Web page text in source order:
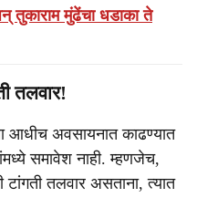
तुकाराम मुंढेंचा धडाका ते
तलवार!
आधीच अवसायनात काढण्यात
समावेश नाही. म्हणजेच,
तलवार असताना, त्यात